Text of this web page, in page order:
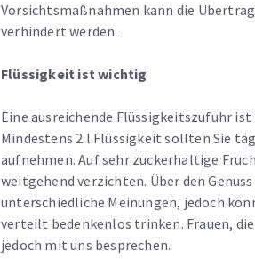
Vorsichtsmaßnahmen kann die
verhindert werden.
Flüssigkeit ist wichtig
Eine ausreichende Flüssigkeitszufuhr
Mindestens 2 l Flüssigkeit sollten Sie
aufnehmen. Auf sehr zuckerhaltige
weitgehend verzichten. Über den
unterschiedliche Meinungen, jedoch
verteilt bedenkenlos trinken. Frauen,
jedoch mit uns besprechen.